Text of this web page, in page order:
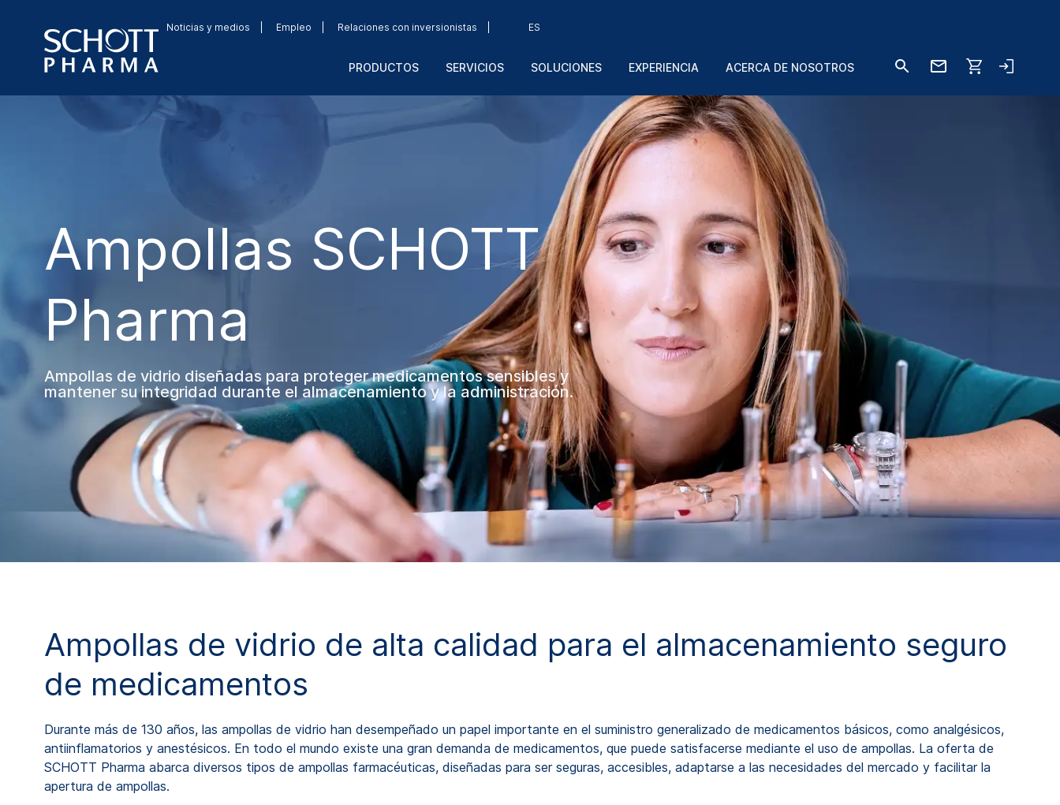
ES
Noticias y medios Empleo Relaciones con inversionistas
PRODUCTOS SERVICIOS SOLUCIONES EXPERIENCIA ACERCA DE NOSOTROS
Ampollas SCHOTT
Pharma
Ampollas de vidrio diseñadas para proteger medicamentos sensibles y
mantener su integridad durante el almacenamiento y la administración.
Ampollas de vidrio de alta calidad para el almacenamiento seguro
de medicamentos
Durante más de 130 años, las ampollas de vidrio han desempeñado un papel importante en el suministro generalizado de medicamentos básicos, como analgésicos,
antiinflamatorios y anestésicos. En todo el mundo existe una gran demanda de medicamentos, que puede satisfacerse mediante el uso de ampollas. La oferta de
SCHOTT Pharma abarca diversos tipos de ampollas farmacéuticas, diseñadas para ser seguras, accesibles, adaptarse a las necesidades del mercado y facilitar la
apertura de ampollas.